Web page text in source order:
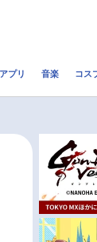
配信・
メ曜日別一覧
プリ 音楽 コス